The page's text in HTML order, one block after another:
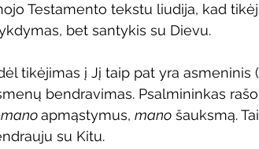
Testamento tekstu liudija, kad
bet santykis su Dievu.
tikėjimas į Jį taip pat yra asmeninis
bendravimas. Psalmininkas
mano apmąstymus, mano šauksmą.
su Kitu.